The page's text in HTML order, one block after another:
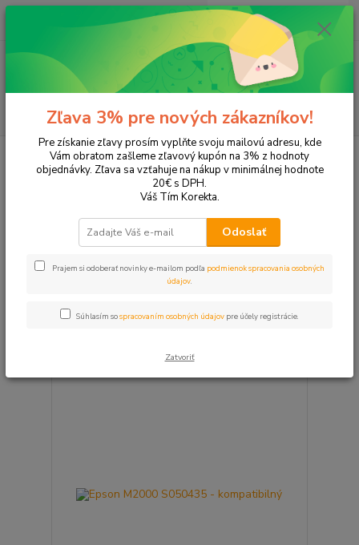
Hľadať
ks
za 0,00 EUR
Tonery a náplne do tlačiarní EPSON Aculaser M2000
Aculaser M2000
Upresniť parametre
Najdrahšie
Zobrazujem 1-1 z 1
Zľava 3% pre nových zákazníkov!
Pre získanie zľavy prosím vyplňte svoju mailovú adresu, kde
Vám obratom zašleme zľavový kupón na 3% z hodnoty
objednávky. Zľava sa vzťahuje na nákup v minimálnej hodnote
20€ s DPH.
Váš Tím Korekta.
Odoslať
Prajem si odoberať novinky e-mailom podľa podmienok spracovania osobných
údajov.
Súhlasím sospracovaním osobných údajov pre účely registrácie.
Zatvoriť